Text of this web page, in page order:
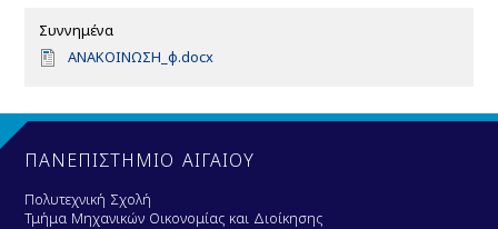
Συννημένα
D
u
e
n
t
ΑΝΑΚΟΙΝΩΣΗ_φ.docx
ΠΑΝΕΠΙΣΤΗΜΙΟ ΑΙΓΑΙΟΥ
Πολυτεχνική Σχολή
Τμήμα Μηχανικών Οικονομίας και Διοίκησης